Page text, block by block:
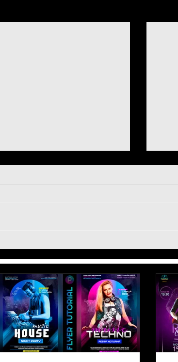
Como Fazer Flyer de
Jogador de Futebol pelo
celular - Poster Art Football
Edit Tutorial PicsArt
Arte